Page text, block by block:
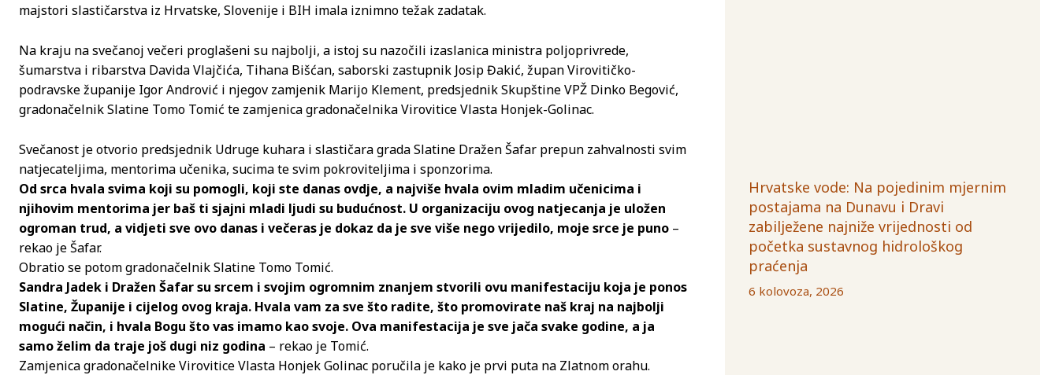
majstori slastičarstva iz Hrvatske, Slovenije i BIH imala iznimno težak zadatak.
Na kraju na svečanoj večeri proglašeni su najbolji, a istoj su nazočili izaslanica ministra poljoprivrede,
šumarstva i ribarstva Davida Vlajčića, Tihana Bišćan, saborski zastupnik Josip Đakić, župan Virovitičko-
podravske županije Igor Andrović i njegov zamjenik Marijo Klement, predsjednik Skupštine VPŽ Dinko Begović,
gradonačelnik Slatine Tomo Tomić te zamjenica gradonačelnika Virovitice Vlasta Honjek-Golinac.
Svečanost je otvorio predsjednik Udruge kuhara i slastičara grada Slatine Dražen Šafar prepun zahvalnosti svim
natjecateljima, mentorima učenika, sucima te svim pokroviteljima i sponzorima.
Od srca hvala svima koji su pomogli, koji ste danas ovdje, a najviše hvala ovim mladim učenicima i
njihovim mentorima jer baš ti sjajni mladi ljudi su budućnost. U organizaciju ovog natjecanja je uložen
ogroman trud, a vidjeti sve ovo danas i večeras je dokaz da je sve više nego vrijedilo, moje srce je puno –
rekao je Šafar.
Obratio se potom gradonačelnik Slatine Tomo Tomić.
Sandra Jadek i Dražen Šafar su srcem i svojim ogromnim znanjem stvorili ovu manifestaciju koja je ponos
Slatine, Županije i cijelog ovog kraja. Hvala vam za sve što radite, što promovirate naš kraj na najbolji
mogući način, i hvala Bogu što vas imamo kao svoje. Ova manifestacija je sve jača svake godine, a ja
samo želim da traje još dugi niz godina – rekao je Tomić.
Zamjenica gradonačelnike Virovitice Vlasta Honjek Golinac poručila je kako je prvi puta na Zlatnom orahu.
Hrvatske vode: Na pojedinim mjernim
postajama na Dunavu i Dravi
zabilježene najniže vrijednosti od
početka sustavnog hidrološkog
praćenja
6 kolovoza, 2026